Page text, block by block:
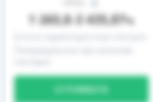
1 265,8 3 435,87%